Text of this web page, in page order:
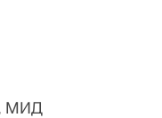
МИД